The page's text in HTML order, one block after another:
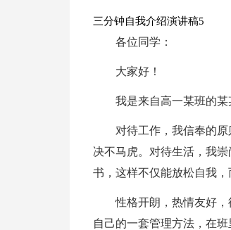
三分钟自我介绍演讲稿5
各位同学：
大家好！
我是来自高一某班的某
对待工作，我信奉的
决不马虎。对待生活，我
书，这样不仅能放松自我，
性格开朗，热情友好
自己的一套管理方法，在